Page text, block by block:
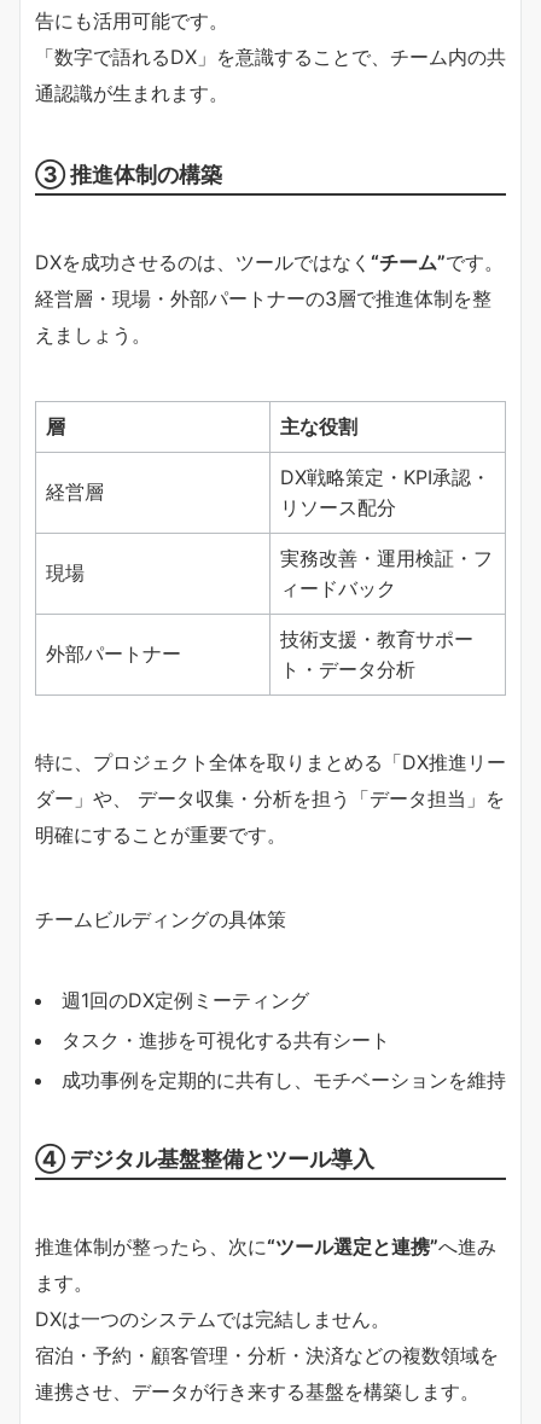
告にも活用可能です。
「数字で語れるDX」を意識することで、チーム内の共
通認識が生まれます。
③ 推進体制の構築
DXを成功させるのは、ツールではなく “チーム”です。
経営層・現場・外部パートナーの3層で推進体制を整
えましょう。
層 主な役割
経営層
DX戦略策定・KPI承認・
リソース配分
現場
実務改善・運用検証・フ
ィードバック
外部パートナー
技術支援・教育サポー
ト・データ分析
特に、プロジェクト全体を取りまとめる「DX推進リー
ダー」や、 データ収集・分析を担う「データ担当」を
明確にすることが重要です。
チームビルディングの具体策
週1回のDX定例ミーティング
タスク・進捗を可視化する共有シート
成功事例を定期的に共有し、モチベーションを維持
④ デジタル基盤整備とツール導入
推進体制が整ったら、次に“ツール選定と連携”へ進み
ます。
DXは一つのシステムでは完結しません。
宿泊・予約・顧客管理・分析・決済などの複数領域を
連携させ、データが行き来する基盤を構築します。